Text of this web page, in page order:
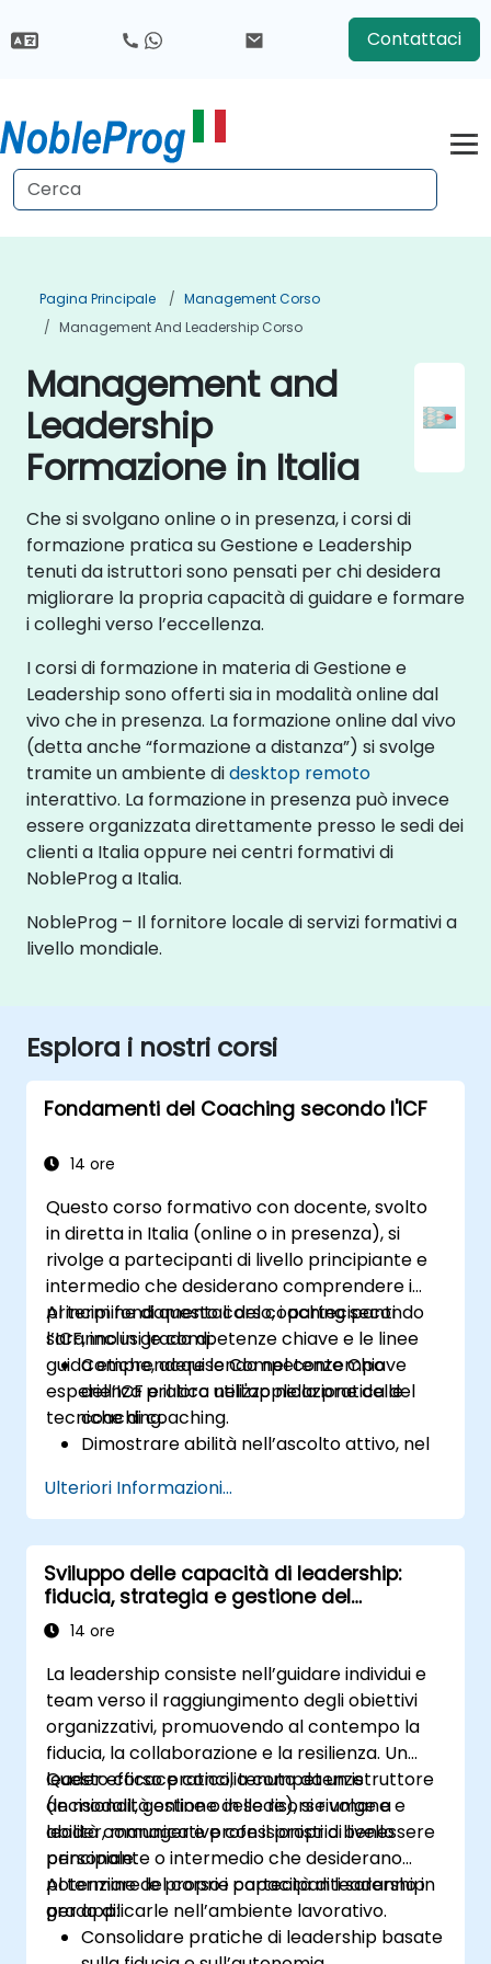
Contattaci
Pagina Principale
Management Corso
Management And Leadership Corso
Management and
Leadership
Formazione in Italia
Che si svolgano online o in presenza, i corsi di
formazione pratica su Gestione e Leadership
tenuti da istruttori sono pensati per chi desidera
migliorare la propria capacità di guidare e formare
i colleghi verso l’eccellenza.
I corsi di formazione in materia di Gestione e
Leadership sono offerti sia in modalità online dal
vivo che in presenza. La formazione online dal vivo
(detta anche “formazione a distanza”) si svolge
tramite un ambiente didesktop remoto
interattivo. La formazione in presenza può invece
essere organizzata direttamente presso le sedi dei
clienti a Italia oppure nei centri formativi di
NobleProg a Italia.
NobleProg – Il fornitore locale di servizi formativi a
livello mondiale.
Esplora i nostri corsi
Fondamenti del Coaching secondo l'ICF
14 ore
Questo corso formativo con docente, svolto
in diretta in Italia (online o in presenza), si
rivolge a partecipanti di livello principiante e
intermedio che desiderano comprendere i
principi fondamentali del coaching secondo
l’ICF, inclusi le competenze chiave e le linee
guida etiche, acquisendo nel contempo
esperienza pratica nell'applicazione delle
tecniche di coaching.
Al termine di questo corso, i partecipanti
saranno in grado di:
Comprendere le Competenze Chiave
dell’ICF e il loro utilizzo nella pratica del
coaching.
Dimostrare abilità nell’ascolto attivo, nel
obiettivi chiari.
Condurre conversazioni di coaching
significative e capaci di generare
cambiamenti positivi.
Rispettare il Codice Etico dell’ICF nei
propri interventi professionali di coaching.
in armonia con i principi dell’ICF.
Ulteriori Informazioni...
Sviluppo delle capacità di leadership:
fiducia, strategia e gestione del
personale
14 ore
La leadership consiste nell’guidare individui e
team verso il raggiungimento degli obiettivi
organizzativi, promuovendo al contempo la
fiducia, la collaborazione e la resilienza. Un
leader efficace concilia competenze
decisionali, gestione delle risorse umane e
abilità comunicative con il proprio benessere
personale.
Questo corso pratico, tenuto da un istruttore
(in modalità online o in sede), si rivolge a
leader, manager e professionisti di livello
principiante o intermedio che desiderano
potenziare le proprie capacità di leadership
per applicarle nell’ambiente lavorativo.
Al termine del corso i partecipanti saranno in
grado di:
Consolidare pratiche di leadership basate